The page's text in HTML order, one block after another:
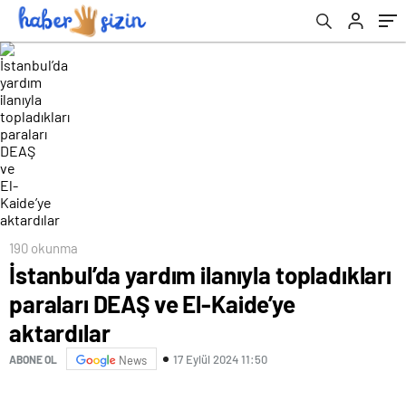
190 okunma
İstanbul’da yardım ilanıyla topladıkları
paraları DEAŞ ve El-Kaide’ye
aktardılar
ABONE OL News 17 Eylül 2024 11:50